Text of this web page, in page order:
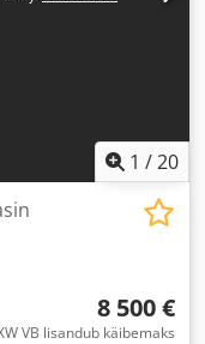
1 /20
8 500 €
VB lisandub käibemaks